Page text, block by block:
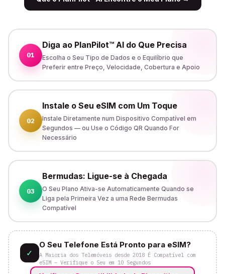
01
Diga ao PlanPilot™ AI do Que Precisa
Escolha o Seu Tipo de Dados e o Equilíbrio que
Preferir entre Preço, Velocidade, Cobertura e Apoio
02
Instale o Seu eSIM com Um Toque
Instale Diretamente num Dispositivo Compatível em
Segundos — ou Use o Código QR Quando For
Necessário
03
Bermudas: Ligue-se à Chegada
O Seu Plano Ativa-se Automaticamente Quando se
Liga pela Primeira Vez a uma Rede Bermudas
Compatível
✓
O Seu Telefone Está Pronto para eSIM?
A Maioria dos Telemóveis desde 2018 É Compatível com
eSIM – Verifique o Seu em 10 Segundos